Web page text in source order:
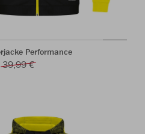
Performance
39,99 €